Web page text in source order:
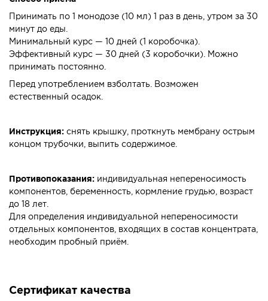
Принимать по 1 монодозе (10 мл) 1 раз в день, утром за 30
минут до еды.
Минимальный курс — 10 дней (1 коробочка).
Эффективный курс — 30 дней (3 коробочки). Можно
принимать постоянно.
Перед употреблением взболтать. Возможен
естественный осадок.
Инструкция: снять крышку, проткнуть мембрану острым
концом трубочки, выпить содержимое.
Противопоказания: индивидуальная непереносимость
компонентов, беременность, кормление грудью, возраст
до 18 лет.
Для определения индивидуальной непереносимости
отдельных компонентов, входящих в состав концентрата,
необходим пробный приём.
Сертификат качества